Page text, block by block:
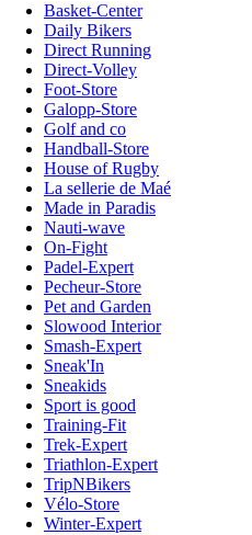
Basket-Center
Daily Bikers
Direct Running
Direct-Volley
Foot-Store
Galopp-Store
Golf and co
Handball-Store
House of Rugby
La sellerie de Maé
Made in Paradis
Nauti-wave
On-Fight
Padel-Expert
Pecheur-Store
Pet and Garden
Slowood Interior
Smash-Expert
Sneak'In
Sneakids
Sport is good
Training-Fit
Trek-Expert
Triathlon-Expert
TripNBikers
Vélo-Store
Winter-Expert